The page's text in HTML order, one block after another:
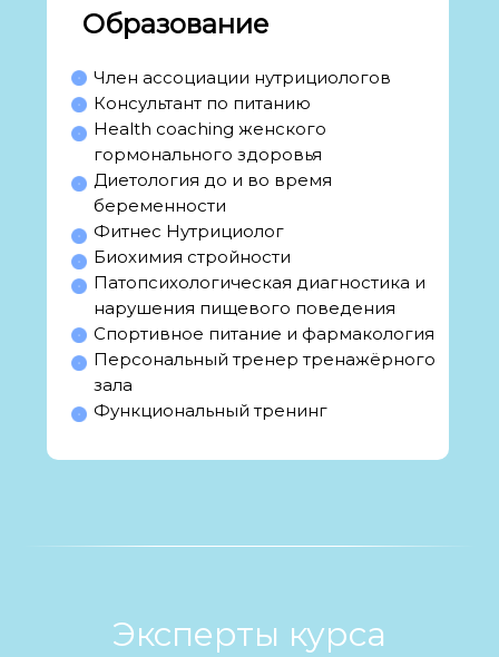
Образование
Член ассоциации нутрициологов
Консультант по питанию
Health coaching женского
гормонального здоровья
Диетология до и во время
беременности
Фитнес Нутрициолог
Биохимия стройности
Патопсихологическая диагностика и
нарушения пищевого поведения
Спортивное питание и фармакология
Персональный тренер тренажёрного
зала
Функциональный тренинг
Эксперты курса